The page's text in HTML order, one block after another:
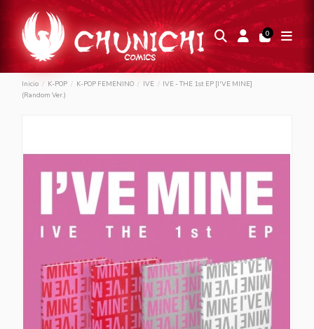
0
Inicio K-POP K-POP FEMENINO IVE
IVE - THE 1st EP [I'VE MINE]
(Random Ver.)